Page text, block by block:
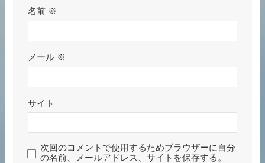
名前 ※
メール ※
サイト
次回のコメントで使用するためブラウザーに自分
の名前、メールアドレス、サイトを保存する。